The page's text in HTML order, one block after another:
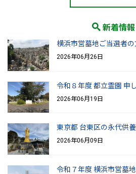
新着情報
横浜市営墓地ご当選者の
2026年06月26日
令和８年度 都立霊園 申
2026年06月19日
東京都 台東区の永代供
2026年06月09日
令和７年度 横浜市営墓